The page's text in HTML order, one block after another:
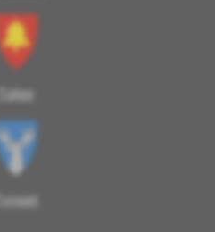
Tolga
Tynset